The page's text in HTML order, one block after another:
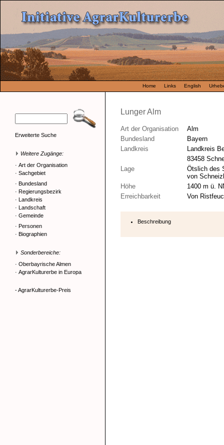
Home Links English
Erweiterte Suche
Weitere Zugänge:
· Art der Organisation
· Sachgebiet
· Bundesland
· Regierungsbezirk
· Landkreis
· Landschaft
· Gemeinde
· Personen
· Biographien
Sonderbereiche:
· Oberbayrische Almen
· AgrarKulturerbe in Europa
- AgrarKulturerbe-Preis
Lunger Alm
Art der Organisation
Alm
Bundesland
Bayern
Landkreis
Landkreis
83458
Lage
Ötslich des
von
Höhe
1400 m ü.
Erreichbarkeit
Von
Beschreibung